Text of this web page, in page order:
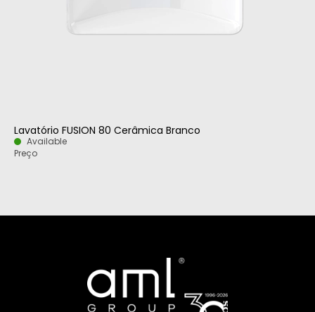
Lavatório FUSION 80 Cerâmica Branco
Available
Preço